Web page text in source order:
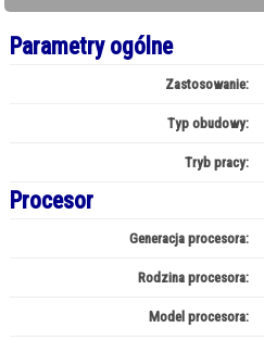
Parametry ogólne
Zastosowanie:
Typ obudowy:
Tryb pracy:
Procesor
Generacja procesora:
Rodzina procesora:
Model procesora: